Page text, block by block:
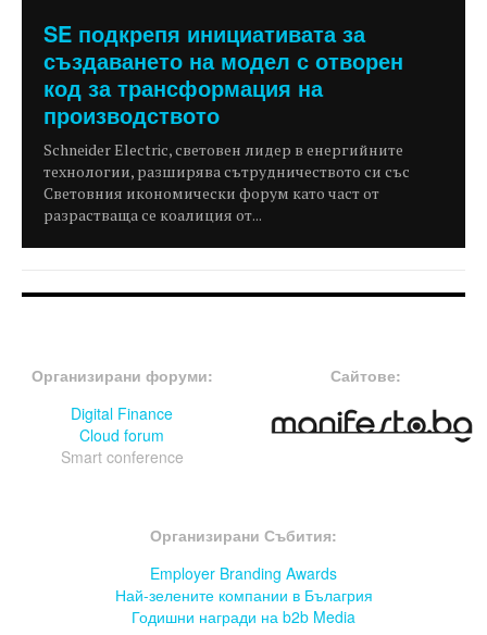
SE подкрепя инициативата за
създаването на модел с отворен
код за трансформация на
производството
Schneider Electric, световен лидер в енергийните
технологии, разширява сътрудничеството си със
Световния икономически форум като част от
разрастваща се коалиция от...
Организирани форуми:
Digital Finance
Cloud forum
Smart conference
Сайтове:
Организирани Събития:
Employer Branding Awards
Най-зелените компании в Бълагрия
Годишни награди на b2b Media